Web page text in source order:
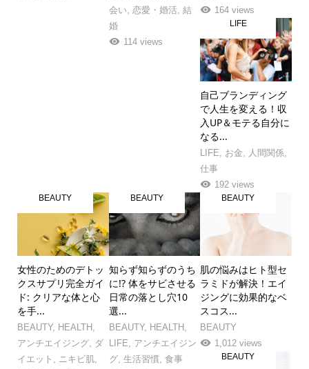
会い 恋愛・婚活, 結
婚
114 views
164 views
自己ブランディング
で人生を変える！収
入UP＆モテる自分に
なる...
LIFE お金 人間関係
仕事
192 views
LIFE
女性のためのデトッ
クスサプリ完全ガイ
ド: クリアな体と心
を手...
BEAUTY, HEALTH ,
アンチエイジング, ダ
イエット , ニキビ肌,
BEAUTY
知らず知らずのうち
に!? 体をサビさせる
日常の落とし穴10
選...
BEAUTY, HEALTH ,
LIFE, アンチエイジン
グ, 生活習慣, 食事
BEAUTY
肌の悩みはヒト型セ
ラミドが解決！エイ
ジングに効果的なベ
スコス...
BEAUTY
1,012 views
BEAUTY
BEAUTY